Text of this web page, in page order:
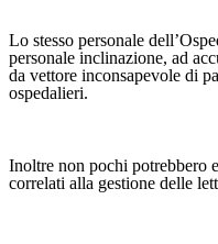
Lo stesso personale
personale inclinazione, ad
da vettore inconsapevole di
ospedalieri.
Inoltre non pochi potrebbero
correlati alla gestione delle